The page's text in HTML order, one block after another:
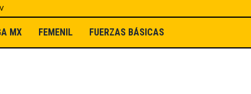
MX FEMENIL FUERZAS BÁSICAS